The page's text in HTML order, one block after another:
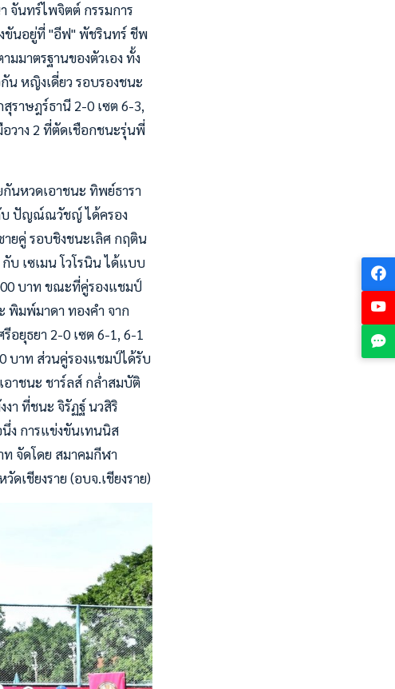
จันทร์ไพจิตต์ กรรมการ
ขันอยู่ที่ "อีฟ" พัชรินทร์ ชีพ
มาตรฐานของตัวเอง ทั้ง
น หญิงเดี่ยว รอบรองชนะ
ราษฎร์ธานี 2-0 เซต 6-3,
วาง 2 ที่ตัดเชือกชนะรุ่นพี่
หวดเอาชนะ ทิพย์ธารา
กับ ปัญณ์ณวัชญ์ ได้ครอง
ยคู่ รอบชิงชนะเลิศ กฤติน
บ เซเมน โวโรนิน ได้แบบ
บาท ขณะที่คู่รองแชมป์
พิมพ์มาดา ทองคำ จาก
อยุธยา 2-0 เซต 6-1, 6-1
บาท ส่วนคู่รองแชมป์ได้รับ
อาชนะ ชาร์ลส์ กล่ำสมบัติ
งา ที่ชนะ จิรัฏฐ์ นวสิริ
ง การแข่งขันเทนนิส
ท จัดโดย สมาคมกีฬา
เชียงราย (อบจ.เชียงราย)